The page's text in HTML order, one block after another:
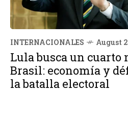
INTERNACIONALES August
Lula busca un cuarto
Brasil: economía y
la batalla electoral